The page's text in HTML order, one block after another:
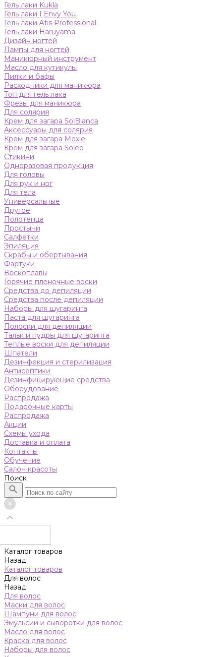
Гель лаки Kukla
Гель лаки I Envy You
Гель лаки Atis Professional
Гель лаки Haruyama
Дизайн ногтей
Лампы для ногтей
Маникюрный инструмент
Масло для кутикулы
Пилки и бафы
Расходники для маникюра
Топ для гель лака
Фрезы для маникюра
Для солярия
Крем для загара SolBianca
Аксессуары для солярия
Крем для загара Moxie
Крем для загара Soleo
Стикини
Одноразовая продукция
Для головы
Для рук и ног
Для тела
Универсальные
Другое
Полотенца
Простыни
Салфетки
Эпиляция
Скрабы и обертывания
Фартуки
Воскоплавы
Горячие пленочные воски
Средства до депиляции
Средства после депиляции
Наборы для шугаринга
Паста для шугаринга
Полоски для депиляции
Тальк и пудры для шугаринга
Теплые воски для депиляции
Шпатели
Дезинфекция и стерилизация
Антисептики
Дезинфицирующие средства
Оборудование
Распродажа
Подарочные карты
Распродажа
Акции
Схемы ухода
Доставка и оплата
Контакты
Обучение
Салон красоты
Поиск
Каталог товаров
Назад
Каталог товаров
Для волос
Назад
Для волос
Маски для волос
Шампуни для волос
Эмульсии и сыворотки для волос
Масло для волос
Краска для волос
Наборы для волос